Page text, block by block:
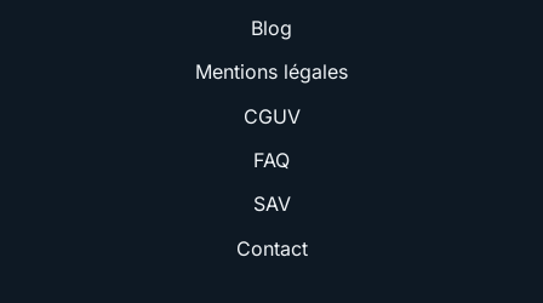
Blog
Mentions légales
CGUV
FAQ
SAV
Contact